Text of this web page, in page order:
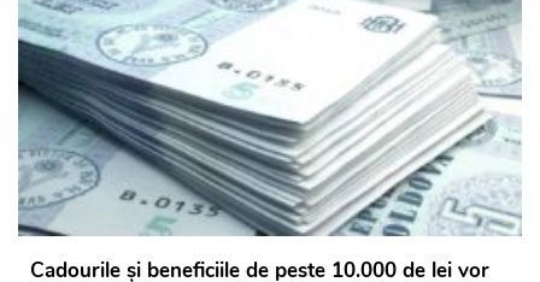
Cadourile și beneficiile de peste 10.000 de lei vor